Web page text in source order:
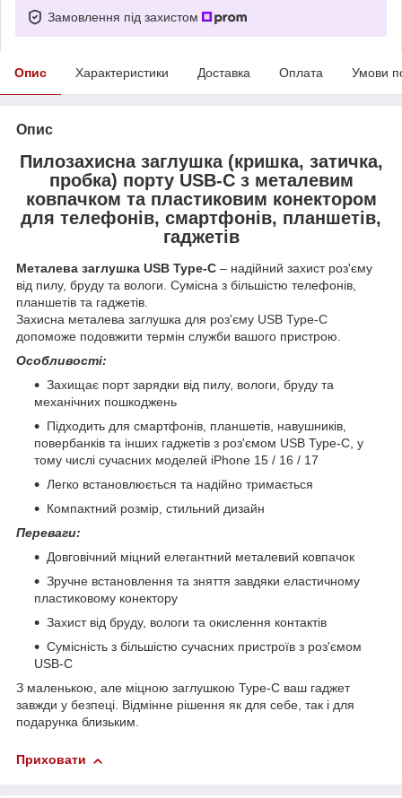
Замовлення під захистом
Опис Характеристики Доставка Оплата Умови
Опис
Пилозахисна заглушка (кришка, затичка,
пробка) порту USB-C з металевим
ковпачком та пластиковим конектором
для телефонів, смартфонів, планшетів,
гаджетів
Металева заглушка USB Type-C – надійний захист роз'єму
від пилу, бруду та вологи. Сумісна з більшістю телефонів,
планшетів та гаджетів.
Захисна металева заглушка для роз'єму USB Type-C
допоможе подовжити термін служби вашого пристрою.
Особливості:
Захищає порт зарядки від пилу, вологи, бруду та
механічних пошкоджень
Підходить для смартфонів, планшетів, навушників,
повербанків та інших гаджетів з роз'ємом USB Type-C, у
тому числі сучасних моделей iPhone 15 / 16 / 17
Легко встановлюється та надійно тримається
Компактний розмір, стильний дизайн
Переваги:
Довговічний міцний елегантний металевий ковпачок
Зручне встановлення та зняття завдяки еластичному
пластиковому конектору
Захист від бруду, вологи та окислення контактів
Сумісність з більшістю сучасних пристроїв з роз'ємом
USB-C
З маленькою, але міцною заглушкою Type-C ваш гаджет
завжди у безпеці. Відмінне рішення як для себе, так і для
подарунка близьким.
Приховати